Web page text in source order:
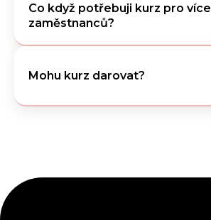
Co když potřebuji kurz pro více
zaměstnanců?
Mohu kurz darovat?